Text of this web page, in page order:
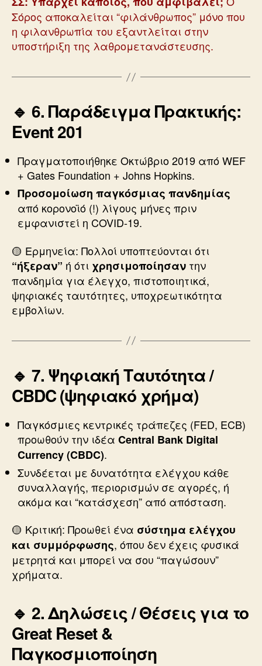
Σόρος αποκαλείται “φιλάνθρωπος” μόνο που
η φιλανθρωπία του εξαντλείται στην
υποστήριξη της λαθρομετανάστευσης.
🔹 6. Παράδειγμα Πρακτικής:
Event 201
Πραγματοποιήθηκε Οκτώβριο 2019 από WEF
+ Gates Foundation + Johns Hopkins.
Προσομοίωση παγκόσμιας πανδημίας
από κορονοϊό (!) λίγους μήνες πριν
εμφανιστεί η COVID-19.
🟡 Ερμηνεία: Πολλοί υποπτεύονται ότι
“ήξεραν” ή ότι χρησιμοποίησαν την
πανδημία για έλεγχο, πιστοποιητικά,
ψηφιακές ταυτότητες, υποχρεωτικότητα
εμβολίων.
🔹 7. Ψηφιακή Ταυτότητα /
CBDC (ψηφιακό χρήμα)
Παγκόσμιες κεντρικές τράπεζες (FED, ECB)
προωθούν την ιδέα Central Bank Digital
Currency (CBDC).
Συνδέεται με δυνατότητα ελέγχου κάθε
συναλλαγής, περιορισμών σε αγορές, ή
ακόμα και “κατάσχεση” από απόσταση.
🟡 Κριτική: Προωθεί ένα σύστημα ελέγχου
και συμμόρφωσης, όπου δεν έχεις φυσικά
μετρητά και μπορεί να σου “παγώσουν”
χρήματα.
🔹 2.Δηλώσεις / Θέσεις για το
Great Reset &
Παγκοσμιοποίηση